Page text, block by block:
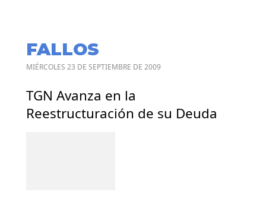
FALLOS
MIÉRCOLES 23 DE SEPTIEMBRE DE 2009
TGN Avanza en la
Reestructuración de su Deuda